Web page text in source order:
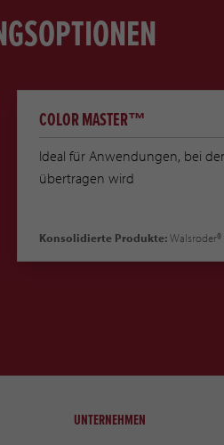
COLOR MASTER™
Ideal für Anwendungen, bei
übertragen wird
Konsolidierte Produkte:Walsroder®
UNTERNEHMEN